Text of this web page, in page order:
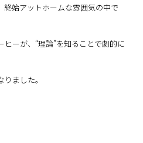
終始アットホームな雰囲気の中で
ーが、“理論”を知ることで劇的に
ました。